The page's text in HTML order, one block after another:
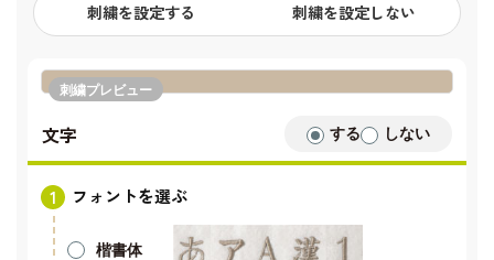
刺繍を設定する 刺繍を設定しない
刺繍プレビュー
文字 する しない
フォントを選ぶ
楷書体